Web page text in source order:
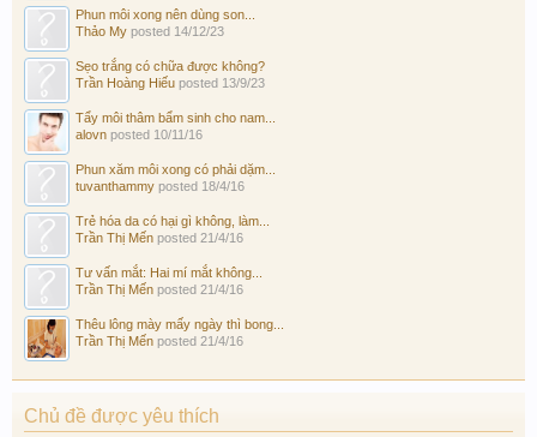
Phun môi xong nên dùng son...
Thảo My posted 14/12/23
Sẹo trắng có chữa được không?
Trần Hoàng Hiếu posted 13/9/23
Tẩy môi thâm bẩm sinh cho nam...
alovn posted 10/11/16
Phun xăm môi xong có phải dặm...
tuvanthammy posted 18/4/16
Trẻ hóa da có hại gì không, làm...
Trần Thị Mến posted 21/4/16
Tư vấn mắt: Hai mí mắt không...
Trần Thị Mến posted 21/4/16
Thêu lông mày mấy ngày thì bong...
Trần Thị Mến posted 21/4/16
Chủ đề được yêu thích